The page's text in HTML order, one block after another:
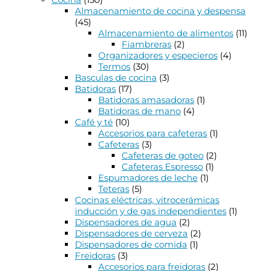
Almacenamiento de cocina y despensa
(45)
Almacenamiento de alimentos (11)
Fiambreras (2)
Organizadores y especieros (4)
Termos (30)
Basculas de cocina (3)
Batidoras (17)
Batidoras amasadoras (1)
Batidoras de mano (4)
Café y té (10)
Accesorios para cafeteras (1)
Cafeteras (3)
Cafeteras de goteo (2)
Cafeteras Espresso (1)
Espumadores de leche (1)
Teteras (5)
Cocinas eléctricas, vitrocerámicas
inducción y de gas independientes (1)
Dispensadores de agua (2)
Dispensadores de cerveza (2)
Dispensadores de comida (1)
Freidoras (3)
Accesorios para freidoras (2)